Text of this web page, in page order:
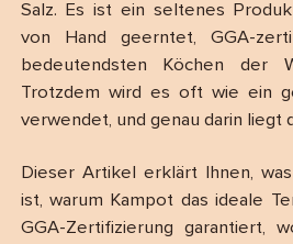
Salz. Es ist ein seltenes
von Hand geerntet, GGA-
bedeutendsten Köchen der
Trotzdem wird es oft wie ein
verwendet, und genau darin liegt
Dieser Artikel erklärt Ihnen,
ist, warum Kampot das ideale
GGA-Zertifizierung garantiert,